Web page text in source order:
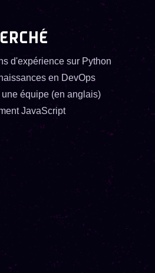
d'expérience sur Python
en DevOps
équipe (en anglais)
JavaScript